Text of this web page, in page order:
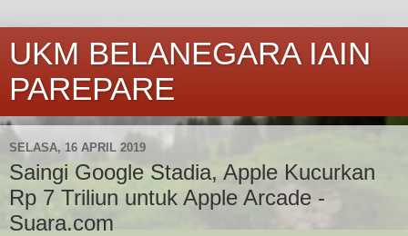
UKM BELANEGARA IAIN
PAREPARE
SELASA, 16 APRIL 2019
Saingi Google Stadia, Apple Kucurkan
Rp 7 Triliun untuk Apple Arcade -
Suara.com